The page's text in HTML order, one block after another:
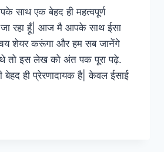
साथ एक बेहद ही महत्वपूर्ण
रहा हूँ| आज मै आपके साथ ईसा
शेयर करूंगा और हम सब जानेंगे
तो इस लेख को अंत पक पूरा पढ़े.
बेहद ही प्रेरणादायक है| केवल ईसाई